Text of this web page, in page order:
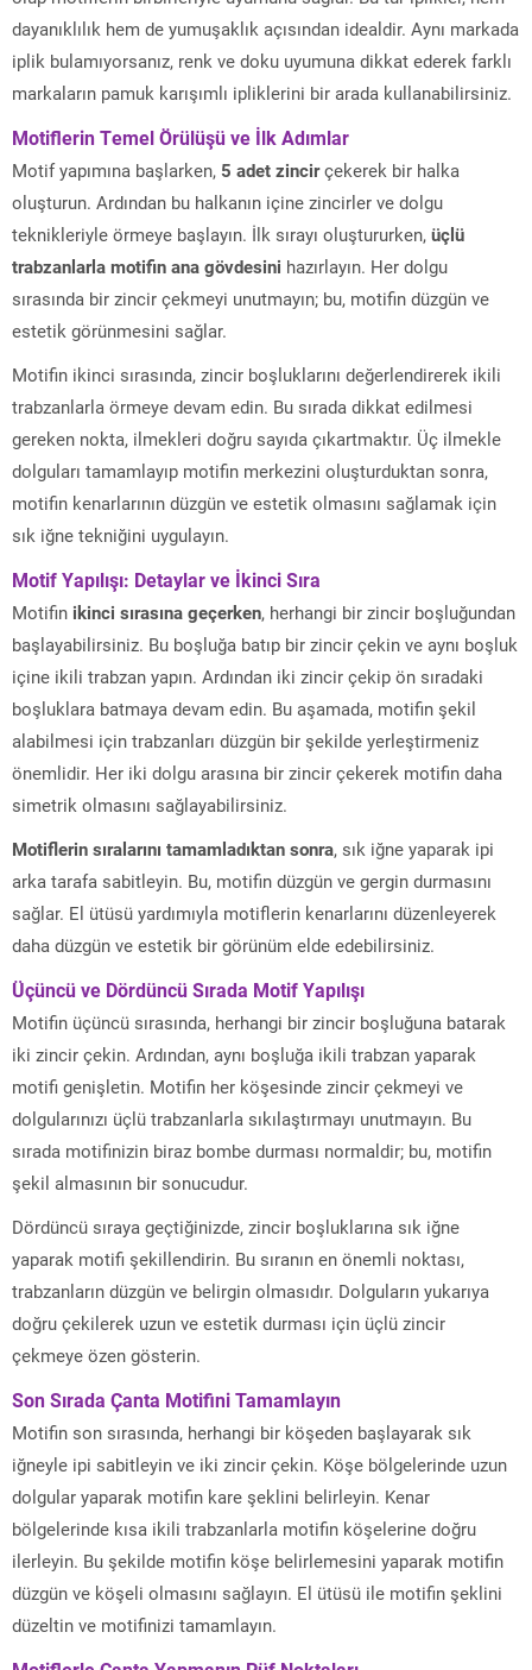
dayanıklılık hem de yumuşaklık açısından idealdir. Aynı markada
iplik bulamıyorsanız, renk ve doku uyumuna dikkat ederek farklı
markaların pamuk karışımlı ipliklerini bir arada kullanabilirsiniz.
Motiflerin Temel Örülüşü ve İlk Adımlar
Motif yapımına başlarken, 5 adet zincirçekerek bir halka
oluşturun. Ardından bu halkanın içine zincirler ve dolgu
teknikleriyle örmeye başlayın. İlk sırayı oluştururken, üçlü
trabzanlarla motifin ana gövdesini hazırlayın. Her dolgu
sırasında bir zincir çekmeyi unutmayın; bu, motifin düzgün ve
estetik görünmesini sağlar.
Motifin ikinci sırasında, zincir boşluklarını değerlendirerek ikili
trabzanlarla örmeye devam edin. Bu sırada dikkat edilmesi
gereken nokta, ilmekleri doğru sayıda çıkartmaktır. Üç ilmekle
dolguları tamamlayıp motifin merkezini oluşturduktan sonra,
motifin kenarlarının düzgün ve estetik olmasını sağlamak için
sık iğne tekniğini uygulayın.
Motif Yapılışı: Detaylar ve İkinci Sıra
Motifin ikinci sırasına geçerken, herhangi bir zincir boşluğundan
başlayabilirsiniz. Bu boşluğa batıp bir zincir çekin ve aynı boşluk
içine ikili trabzan yapın. Ardından iki zincir çekip ön sıradaki
boşluklara batmaya devam edin. Bu aşamada, motifin şekil
alabilmesi için trabzanları düzgün bir şekilde yerleştirmeniz
önemlidir. Her iki dolgu arasına bir zincir çekerek motifin daha
simetrik olmasını sağlayabilirsiniz.
Motiflerin sıralarını tamamladıktan sonra, sık iğne yaparak ipi
arka tarafa sabitleyin. Bu, motifin düzgün ve gergin durmasını
sağlar. El ütüsü yardımıyla motiflerin kenarlarını düzenleyerek
daha düzgün ve estetik bir görünüm elde edebilirsiniz.
Üçüncü ve Dördüncü Sırada Motif Yapılışı
Motifin üçüncü sırasında, herhangi bir zincir boşluğuna batarak
iki zincir çekin. Ardından, aynı boşluğa ikili trabzan yaparak
motifi genişletin. Motifin her köşesinde zincir çekmeyi ve
dolgularınızı üçlü trabzanlarla sıkılaştırmayı unutmayın. Bu
sırada motifinizin biraz bombe durması normaldir; bu, motifin
şekil almasının bir sonucudur.
Dördüncü sıraya geçtiğinizde, zincir boşluklarına sık iğne
yaparak motifi şekillendirin. Bu sıranın en önemli noktası,
trabzanların düzgün ve belirgin olmasıdır. Dolguların yukarıya
doğru çekilerek uzun ve estetik durması için üçlü zincir
çekmeye özen gösterin.
Son Sırada Çanta Motifini Tamamlayın
Motifin son sırasında, herhangi bir köşeden başlayarak sık
iğneyle ipi sabitleyin ve iki zincir çekin. Köşe bölgelerinde uzun
dolgular yaparak motifin kare şeklini belirleyin. Kenar
bölgelerinde kısa ikili trabzanlarla motifin köşelerine doğru
ilerleyin. Bu şekilde motifin köşe belirlemesini yaparak motifin
düzgün ve köşeli olmasını sağlayın. El ütüsü ile motifin şeklini
düzeltin ve motifinizi tamamlayın.